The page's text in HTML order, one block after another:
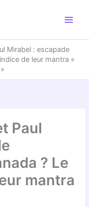
Mirabel : escapade
de leur mantra «
Paul
? Le
mantra